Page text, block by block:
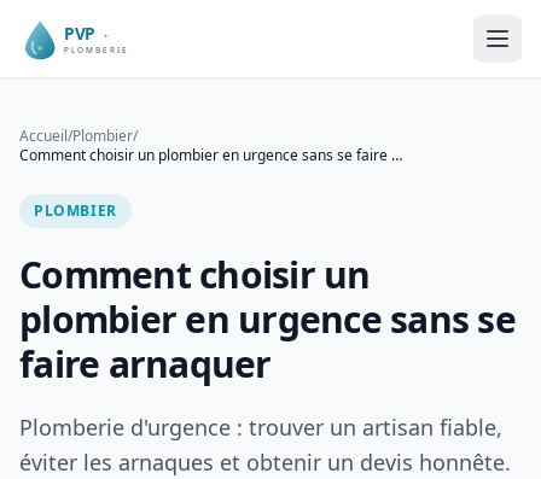
Accueil/Plombier/
Comment choisir un plombier en urgence sans se faire arnaquer
PLOMBIER
Comment choisir un
plombier en urgence sans se
faire arnaquer
Plomberie d'urgence : trouver un artisan fiable,
éviter les arnaques et obtenir un devis honnête.